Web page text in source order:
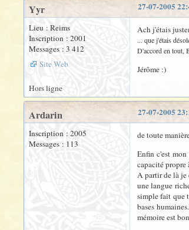
27-07-2005
Yyr
Lieu : Reims
Inscription : 2001
Messages : 3 412
Site Web
Ach j'étais
... que j'étais
D'accord en tout,
Jérôme :)
Hors ligne
27-07-2005
Ardarin
Inscription : 2005
Messages : 113
de toute
Enfin c'est
capacité propre
A partir de là je
une langue
simple fait que
bases
mémoire est